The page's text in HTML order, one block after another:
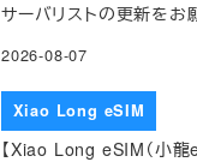
サーバリストの更新をお
2026-08-07
Xiao Long eSIM
【Xiao Long eSIM（小龍